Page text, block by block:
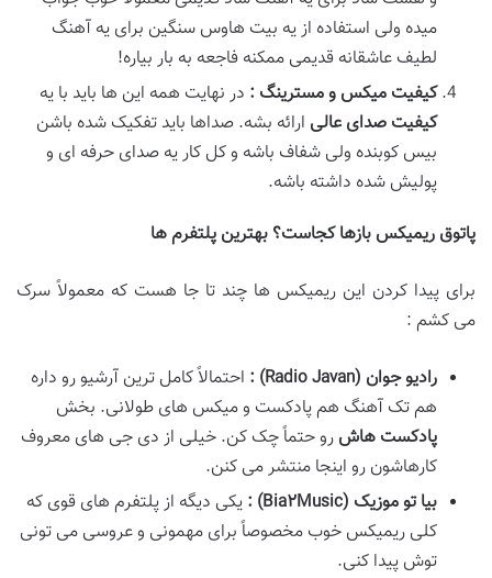
میده ولی استفاده از یه بیت هاوس سنگین برای یه آهنگ
لطیف عاشقانه قدیمی ممکنه فاجعه به بار بیاره!
کیفیت میکس و مسترینگ : در نهایت همه این ها باید با یه
کیفیت صدای عالی ارائه بشه. صداها باید تفکیک شده باشن
بیس کوبنده ولی شفاف باشه و کل کار یه صدای حرفه ای و
پولیش شده داشته باشه.
پاتوق ریمیکس بازها کجاست؟ بهترین پلتفرم ها
برای پیدا کردن این ریمیکس ها چند تا جا هست که معمولاً سرک
می کشم :
رادیو جوان (Radio Javan)
: احتمالاً کامل ترین آرشیو رو داره
هم تک آهنگ هم پادکست و میکس های طولانی. بخش
پادکست هاش رو حتماً چک کن. خیلی از دی جی های معروف
کارهاشون رو اینجا منتشر می کنن.
بیا تو موزیک (Bia ۲Music)
: یکی دیگه از پلتفرم های قوی که
کلی ریمیکس خوب مخصوصاً برای مهمونی و عروسی می تونی
توش پیدا کنی.